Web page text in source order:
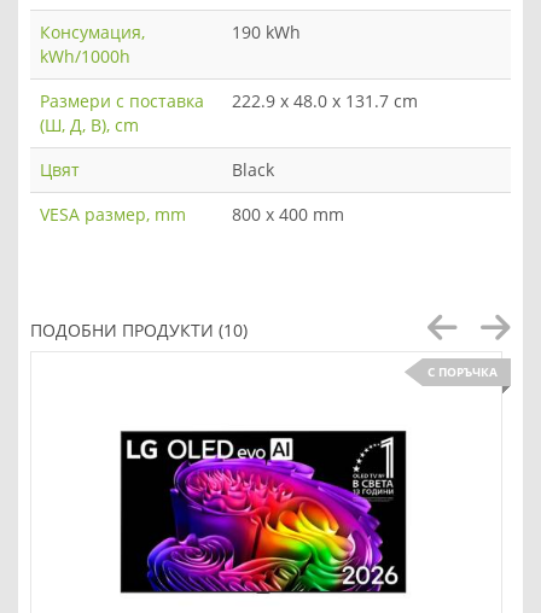
Консумация,
kWh/1000h
190 kWh
Размери с поставка
(Ш, Д, В), cm
222.9 x 48.0 x 131.7 cm
Цвят
Black
VESA размер, mm
800 x 400 mm
ПОДОБНИ ПРОДУКТИ (10)
С ПОРЪЧКА